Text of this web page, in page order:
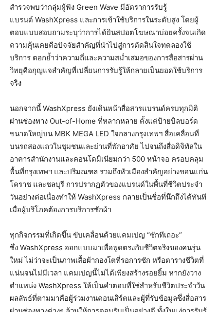
สำรวจพบว่ากลุ่มผู้ฟัง Green Wave มีอัตราการรับรู้
แบรนด์ WashXpress และการเข้าใช้บริการในระดับสูง โดยผู้
ตอบแบบสอบถามระบุว่าการได้ยินสปอตโฆษณาบ่อยครั้งจนเกิด
ความคุ้นเคยคือปัจจัยสำคัญที่นำไปสู่การตัดสินใจทดลองใช้
บริการ ตอกย้ำว่าความถี่และความสม่ำเสมอของการสื่อสารผ่าน
วิทยุคือกุญแจสำคัญที่เปลี่ยนการรับรู้ให้กลายเป็นยอดใช้บริการ
จริง
นอกจากนี้ WashXpress ยังเดินหน้าสื่อสารแบรนด์ครบทุกมิติ
ผ่านช่องทาง Out-of-Home ที่หลากหลาย ตั้งแต่ป้ายบิลบอร์ด
ขนาดใหญ่บน MBK MEGA LED ใจกลางกรุงเทพฯ สื่อเคลื่อนที่
บนรถสองแถวในชุมชนและย่านที่พักอาศัย ไปจนถึงสื่อดิจิทัลใน
อาคารสำนักงานและคอนโดมิเนียมกว่า 500 หน้าจอ ครอบคลุม
พื้นที่กรุงเทพฯ และปริมณฑล รวมถึงหัวเมืองสำคัญอย่างขอนแก่น
โคราช และชลบุรี การปรากฏตัวของแบรนด์ในพื้นที่ชีวิตประจำ
วันอย่างต่อเนื่องทำให้ WashXpress กลายเป็นชื่อที่นึกถึงได้ทันที
เมื่อผู้บริโภคต้องการบริการซักผ้า
ทุกกิจกรรมที่เกิดขึ้น ขับเคลื่อนด้วยแคมเปญ “ซักทีเถอะ”
ซึ่ง WashXpress ออกแบบมาเพื่อพูดตรงกับชีวิตจริงของคนรุ่น
ใหม่ ไม่ว่าจะเป็นภาพเสื้อผ้ากองโตที่รอการซัก หรือตารางชีวิตที่
แน่นจนไม่มีเวลา แคมเปญนี้ไม่ได้เพียงสร้างรอยยิ้ม หากยังวาง
ตำแหน่ง WashXpress ให้เป็นคำตอบที่ใช่สำหรับชีวิตประจำวัน
ผลลัพธ์ที่ตามมาคือผู้ร่วมงานคอนเสิร์ตและผู้ที่รับข้อมูลซึ่งสื่อสาร